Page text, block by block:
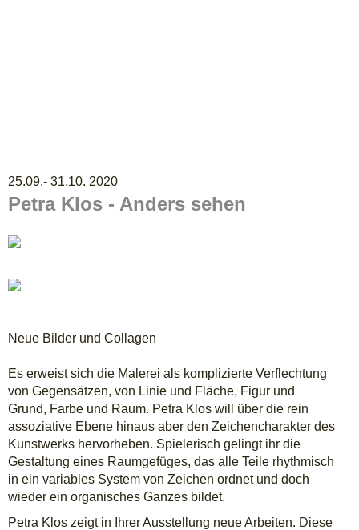
25.09.- 31.10. 2020
Petra Klos - Anders sehen
Neue Bilder und Collagen
Es erweist sich die Malerei als komplizierte Verflechtung
von Gegensätzen, von Linie und Fläche, Figur und
Grund, Farbe und Raum. Petra Klos will über die rein
assoziative Ebene hinaus aber den Zeichencharakter des
Kunstwerks hervorheben. Spielerisch gelingt ihr die
Gestaltung eines Raumgefüges, das alle Teile rhythmisch
in ein variables System von Zeichen ordnet und doch
wieder ein organisches Ganzes bildet.
Petra Klos zeigt in Ihrer Ausstellung neue Arbeiten. Diese